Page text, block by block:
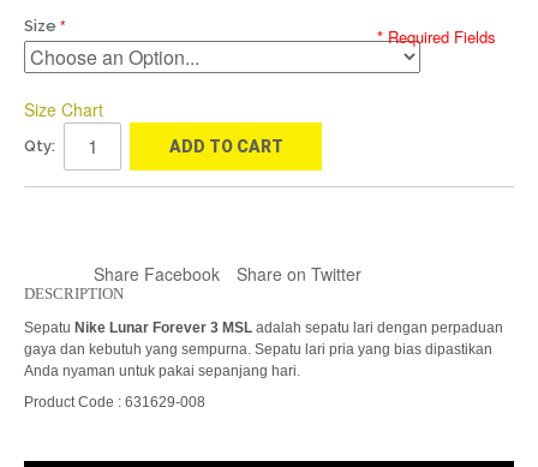
Size * Required Fields
Size Chart
Qty: ADD TO CART
Share Facebook Share on Twitter
DESCRIPTION
Sepatu Nike Lunar Forever 3 MSL adalah sepatu lari dengan perpaduan
gaya dan kebutuh yang sempurna. Sepatu lari pria yang bias dipastikan
Anda nyaman untuk pakai sepanjang hari.
Product Code : 631629-008